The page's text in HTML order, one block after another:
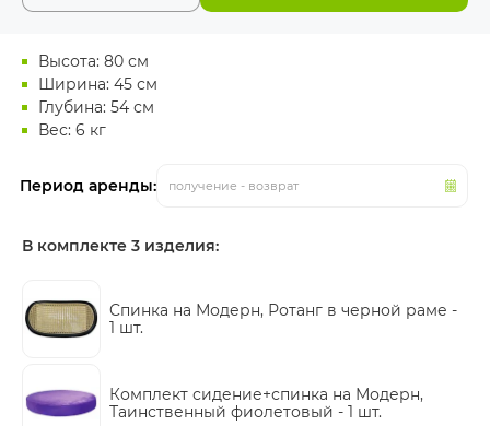
Высота: 80 см
Ширина: 45 см
Глубина: 54 см
Вес: 6 кг
Период аренды: получение - возврат
В комплекте 3 изделия:
Cпинка на Модерн, Ротанг в черной раме -
1 шт.
Комплект сидение+спинка на Модерн,
Таинственный фиолетовый - 1 шт.